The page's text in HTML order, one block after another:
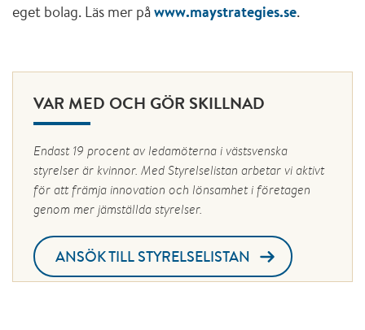
eget bolag. Läs mer påwww.maystrategies.se.
VAR MED OCH GÖR SKILLNAD
Endast 19 procent av ledamöterna i västsvenska
styrelser är kvinnor. Med Styrelselistan arbetar vi aktivt
för att främja innovation och lönsamhet i företagen
genom mer jämställda styrelser.
ANSÖK TILL STYRELSELISTAN